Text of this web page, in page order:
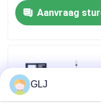
Gevallen
Blog
Aanvraag
GLJ